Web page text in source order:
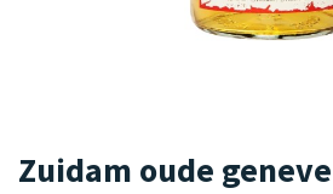
Zuidam oude